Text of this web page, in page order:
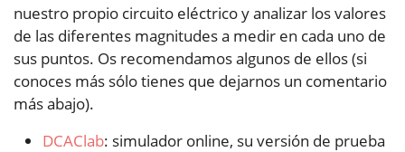
nuestro propio circuito eléctrico y analizar los valores
de las diferentes magnitudes a medir en cada uno de
sus puntos. Os recomendamos algunos de ellos (si
conoces más sólo tienes que dejarnos un comentario
más abajo).
DCAClab: simulador online, su versión de prueba